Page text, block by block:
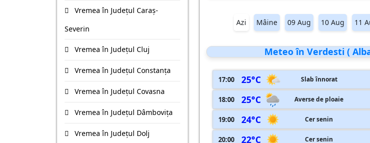
Vremea în Județul Caraş-
Severin
Vremea în Județul Cluj
Vremea în Județul Constanţa
Vremea în Județul Covasna
Vremea în Județul Dâmboviţa
Vremea în Județul Dolj
Azi Mâine 09 Aug 10 Aug 11
Meteo în Verdesti (
17:00 25°C Slab înnorat
18:00 25°C Averse de ploaie
19:00 24°C Cer senin
20:00 22°C Cer senin